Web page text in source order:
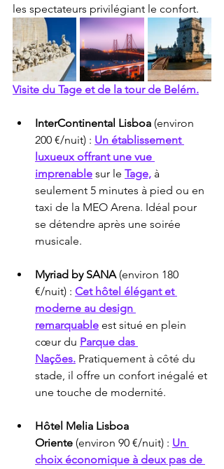
les spectateurs privilégiant le confort.
Visite du Tage et de la tour de Belém.
InterContinental Lisboa (environ
200 €/nuit) : Un établissement
luxueux offrant une vue
imprenable sur le Tage, à
seulement 5 minutes à pied ou en
taxi de la MEO Arena. Idéal pour
se détendre après une soirée
musicale.
Myriad by SANA (environ 180
€/nuit) : Cet hôtel élégant et
moderne au design
remarquable est situé en plein
cœur du Parque das
Nações. Pratiquement à côté du
stade, il offre un confort inégalé et
une touche de modernité.
Hôtel Melia Lisboa
Oriente (environ 90 €/nuit) : Un
choix économique à deux pas de